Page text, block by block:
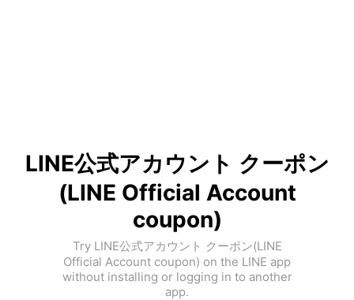
LINE公式アカウント クーポン
(LINE Official Account
coupon)
Try LINE公式アカウント クーポン(LINE
Official Account coupon) on the LINE app
without installing or logging in to another
app.